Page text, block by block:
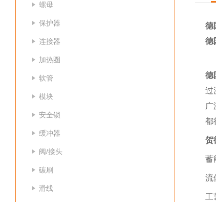
螺母
保护器
连接器
加热圈
软管
模块
安全锁
缓冲器
阀/接头
碳刷
滑线
德
德
德
过
广
都
贺
蓄
流
工